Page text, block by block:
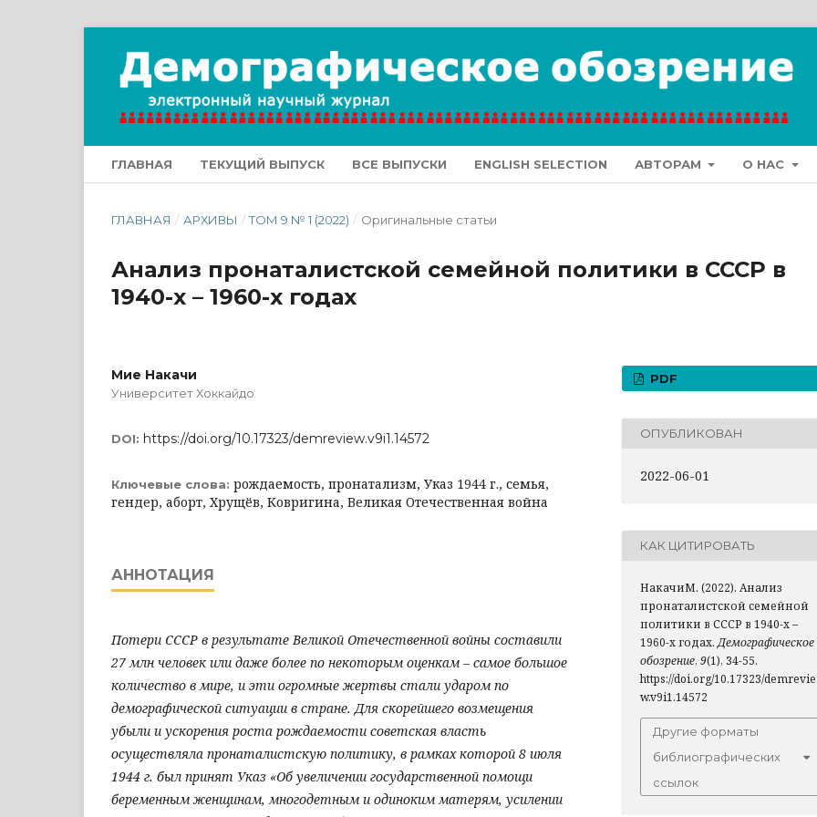
ГЛАВНАЯ ТЕКУЩИЙ ВЫПУСК ВСЕ ВЫПУСКИ ENGLISH SELECTION АВТОРАМ О НАС
ГЛАВНАЯ / АРХИВЫ / ТОМ 9 № 1 (2022) / Оригинальные статьи
Анализ пронаталистской семейной политики в СССР в
1940-х – 1960-х годах
Мие Накачи
Университет Хоккайдо
DOI: https://doi.org/10.17323/demreview.v9i1.14572
Ключевые слова: рождаемость, пронатализм, Указ 1944 г., семья,
гендер, аборт, Хрущёв, Ковригина, Великая Отечественная война
АННОТАЦИЯ
Потери СССР в результате Великой Отечественной войны составили
27 млн человек или даже более по некоторым оценкам – самое большое
количество в мире, и эти огромные жертвы стали ударом по
демографической ситуации в стране. Для скорейшего возмещения
убыли и ускорения роста рождаемости советская власть
осуществляла пронаталистскую политику, в рамках которой 8 июля
1944 г. был принят Указ «Об увеличении государственной помощи
беременным женщинам, многодетным и одиноким матерям, усилении
PDF
ОПУБЛИКОВАН
2022-06-01
КАК ЦИТИРОВАТЬ
НакачиМ. (2022). Анализ
пронаталистской семейной
политики в СССР в 1940-х –
1960-х годах.Демографическое
обозрение, 9(1), 34-55.
https://doi.org/10.17323/demrevie
w.v9i1.14572
Другие форматы
библиографических
ссылок